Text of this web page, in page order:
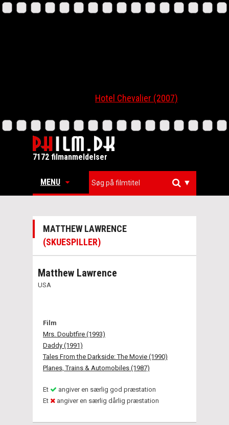
Hotel Chevalier (2007)
7172 filmanmeldelser
MENU ▼
MATTHEW LAWRENCE
(SKUESPILLER)
Matthew Lawrence
USA
Film
Mrs. Doubtfire (1993)
Daddy (1991)
Tales From the Darkside: The Movie (1990)
Planes, Trains & Automobiles (1987)
Et
angiver en særlig god præstation
Et
angiver en særlig dårlig præstation